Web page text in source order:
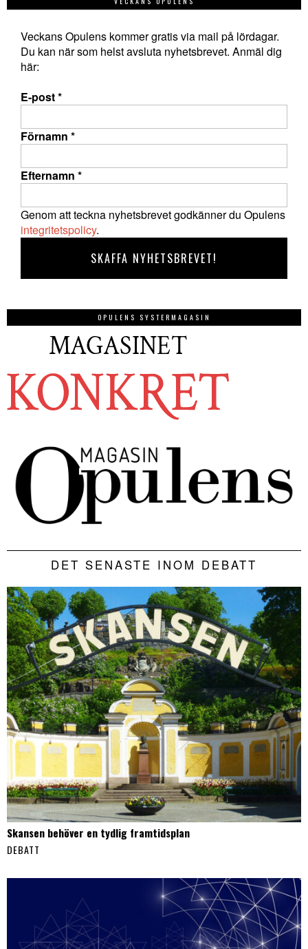
Veckans Opulens kommer gratis via mail på lördagar.
Du kan när som helst avsluta nyhetsbrevet. Anmäl dig
här:
E-post*
Förnamn *
Efternamn *
Genom att teckna nyhetsbrevet godkänner du Opulens
integritetspolicy.
OPULENS SYSTERMAGASIN
DET SENASTE INOM DEBATT
Skansen behöver en tydlig framtidsplan
DEBATT